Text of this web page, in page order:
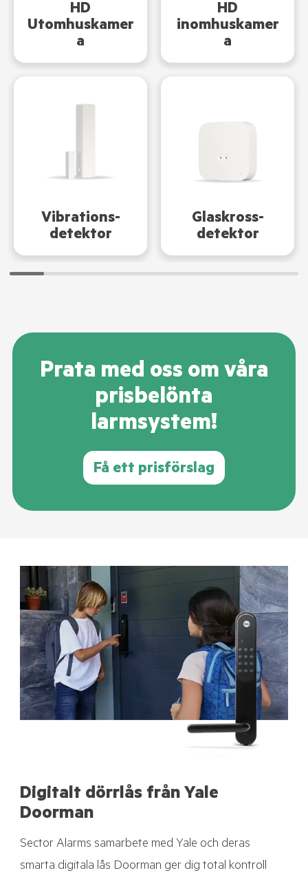
HD
Utomhuskamer
a
HD
inomhuskamer
a
Vibrations-
detektor
Glaskross-
detektor
Prata med oss om våra
prisbelönta
larmsystem!
Få ett prisförslag
Digitalt dörrlås från Yale
Doorman
Sector Alarms samarbete med Yale och deras
smarta digitala lås Doorman ger dig total kontroll